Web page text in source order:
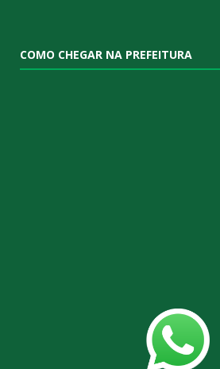
COMO CHEGAR NA PREFEITURA